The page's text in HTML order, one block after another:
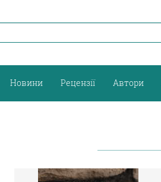
Новини Рецензії Автори